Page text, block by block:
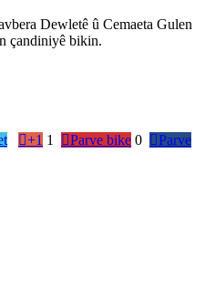
Dewletê û Cemaeta Gulen
çandiniyê bikin.
+1 1 Parve bike 0 Parve